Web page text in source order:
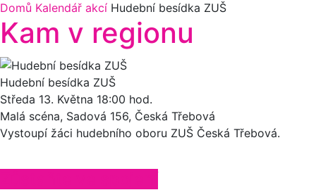
Domů Kalendář akcí Hudební besídka ZUŠ
Kam v regionu
Hudební besídka ZUŠ
Středa 13. Května 18:00 hod.
Malá scéna, Sadová 156, Česká Třebová
Vystoupí žáci hudebního oboru ZUŠ Česká Třebová.